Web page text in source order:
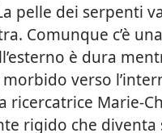
pelle dei serpenti
Comunque c’è
è dura
verso
ricercatrice Marie-
rigido che diventa